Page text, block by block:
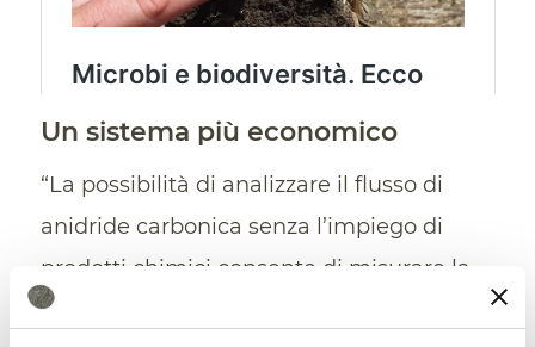
Un sistema più economico
“La possibilità di analizzare il flusso di
anidride carbonica senza l’impiego di
prodotti chimici consente di misurare la
salute del suolo direttamente sul campo”